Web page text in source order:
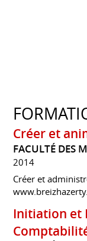
Créer et
FACULTÉ DES
2014
Créer et
Initiation et